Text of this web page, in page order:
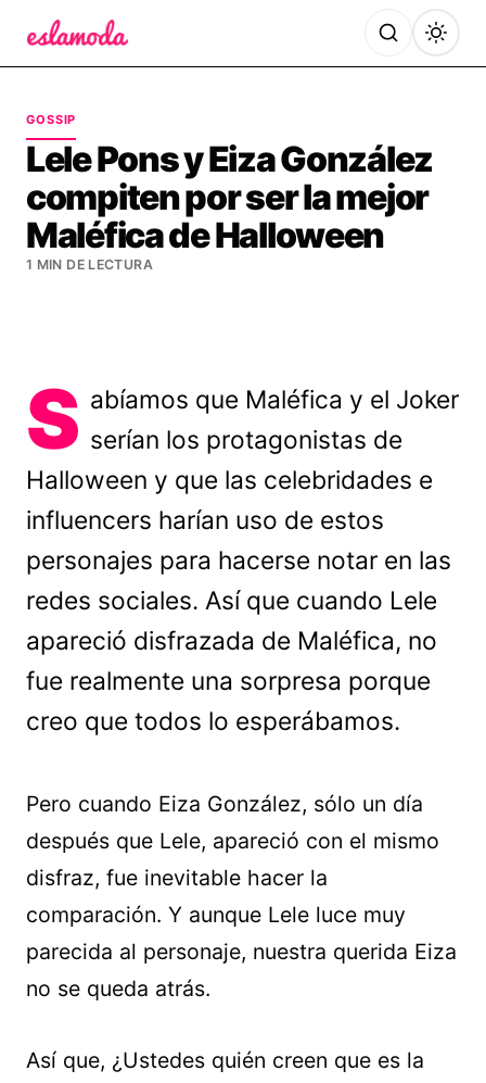
GOSSIP
Lele Pons y Eiza González
compiten por ser la mejor
Maléfica de Halloween
1 MIN DE LECTURA
S abíamos que Maléfica y el Joker
serían los protagonistas de
Halloween y que las celebridades e
influencers harían uso de estos
personajes para hacerse notar en las
redes sociales. Así que cuando Lele
apareció disfrazada de Maléfica, no
fue realmente una sorpresa porque
creo que todos lo esperábamos.
Pero cuando Eiza González, sólo un día
después que Lele, apareció con el mismo
disfraz, fue inevitable hacer la
comparación. Y aunque Lele luce muy
parecida al personaje, nuestra querida Eiza
no se queda atrás.
Así que, ¿Ustedes quién creen que es la